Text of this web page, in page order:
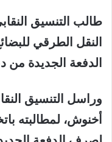
طالب التنسيق
النقل الطرقي
الدفعة الجديدة
وراسل التنسيق
أخنوش، لمطالبته